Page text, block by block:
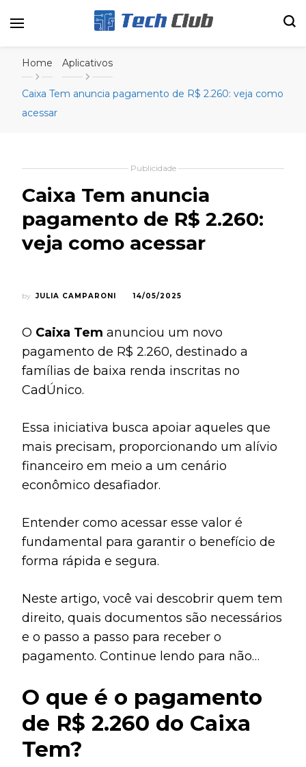
Canal Tech
Home
Aplicativos
Caixa Tem anuncia pagamento de R$ 2.260: veja como
acessar
Publicidade
Caixa Tem anuncia
pagamento de R$ 2.260:
veja como acessar
by JULIA CAMPARONI 14/05/2025
O Caixa Tem anunciou um novo
pagamento de R$ 2.260, destinado a
famílias de baixa renda inscritas no
CadÚnico.
Essa iniciativa busca apoiar aqueles que
mais precisam, proporcionando um alívio
financeiro em meio a um cenário
econômico desafiador.
Entender como acessar esse valor é
fundamental para garantir o benefício de
forma rápida e segura.
Neste artigo, você vai descobrir quem tem
direito, quais documentos são necessários
e o passo a passo para receber o
pagamento. Continue lendo para não
O que é o pagamento
de R$ 2.260 do Caixa
Tem?